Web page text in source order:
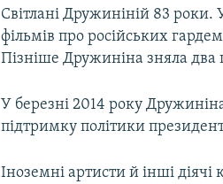
Світлані Дружиніній 83
фільмів про російських
Пізніше Дружиніна зняла
У березні 2014 року
підтримку політики
Іноземні артисти й інші